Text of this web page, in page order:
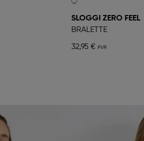
SLOGGI ZERO FEEL
BRALETTE
32,95 €